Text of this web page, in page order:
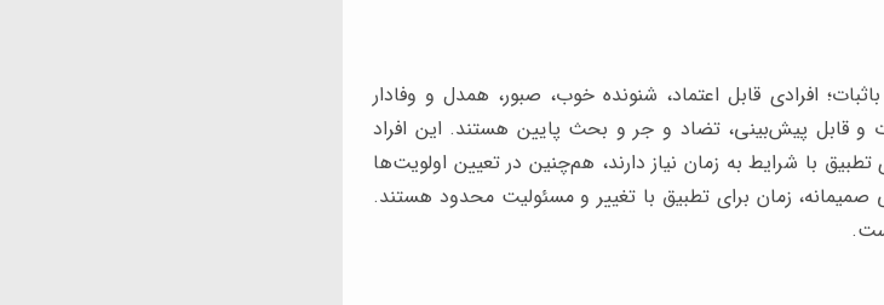
افرادی قابل اعتماد، شنونده خوب، صبور، همدل و وفادار
و قابل پیش‌بینی، تضاد و جر و بحث پایین هستند. این افراد
با شرایط به زمان نیاز دارند، هم‌چنین در تعیین اولویت‌ها
صمیمانه، زمان برای تطبیق با تغییر و مسئولیت محدود هستند.